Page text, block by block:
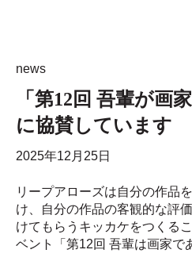
news
「第12回 吾輩が画
に協賛しています
2025年12月25日
リープアローズは自分の作品
け、自分の作品の客観的な評
けてもらうキッカケをつくる
ベント「第12回 吾輩は画家で